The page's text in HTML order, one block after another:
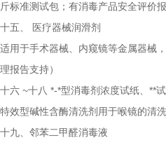
斤标准测试包；有消毒产品安全评价
十五、
医疗器械润滑剂
适用于手术器械、内窥镜等金属器械
理报告支持）
十六 ~十八 *-*型消毒剂浓度试纸、**
特效型碱性含酶清洗剂用于喉镜的清洗
十九、邻苯二甲醛消毒液